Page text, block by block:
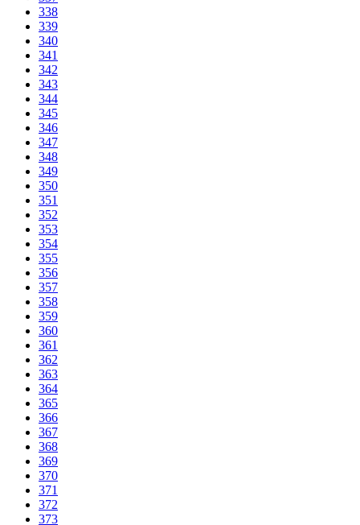
338
339
340
341
342
343
344
345
346
347
348
349
350
351
352
353
354
355
356
357
358
359
360
361
362
363
364
365
366
367
368
369
370
371
372
373